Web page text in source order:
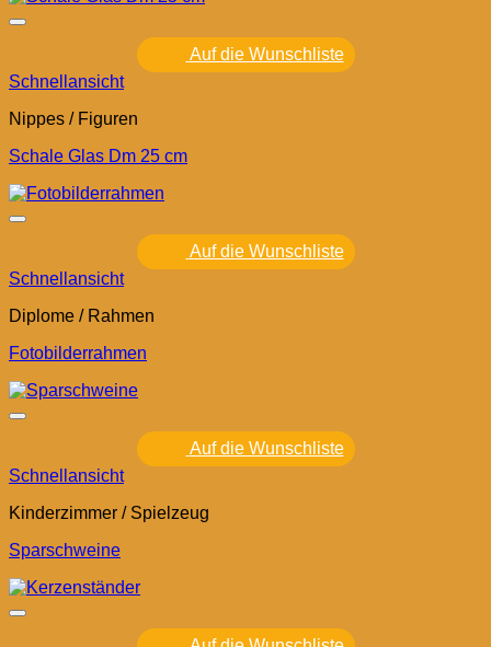
Auf die Wunschliste
Schnellansicht
Nippes / Figuren
Schale Glas Dm 25 cm
Auf die Wunschliste
Schnellansicht
Diplome / Rahmen
Fotobilderrahmen
Auf die Wunschliste
Schnellansicht
Kinderzimmer / Spielzeug
Sparschweine